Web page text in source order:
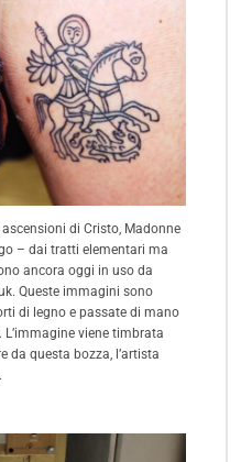
di Cristo, Madonne
– dai tratti elementari ma
ancora oggi in uso da
Queste immagini sono
di legno e passate di mano
viene timbrata
da questa bozza, l’artista